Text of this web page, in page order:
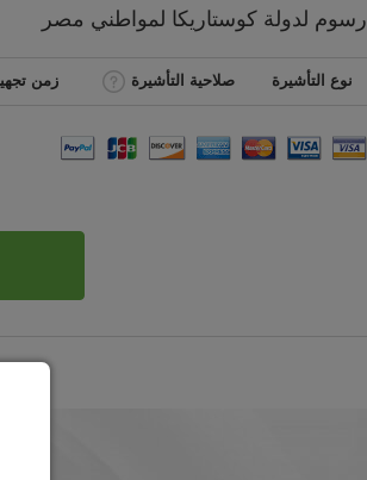
رسوم لدولة كوستاريكا لمواطني مصر
نوع التأشيرة صلاحية التأشيرة زمن